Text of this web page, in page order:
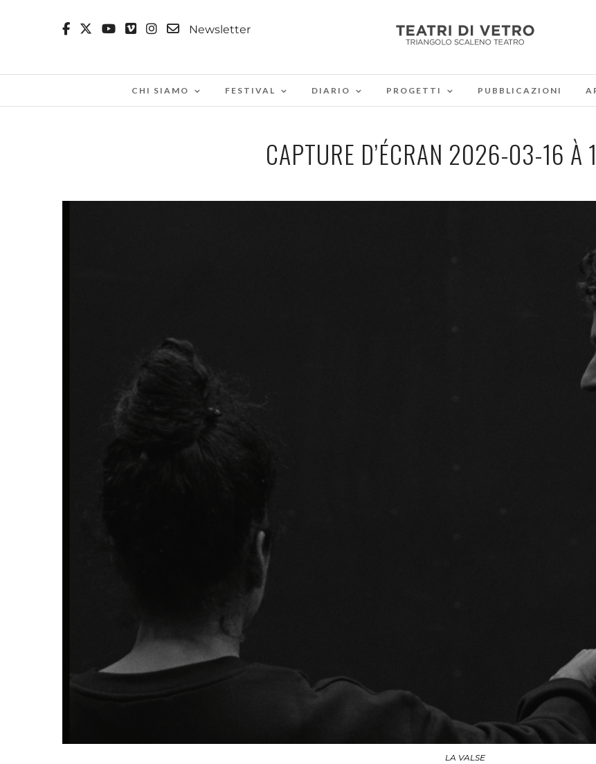
Newsletter
CHI SIAMO FESTIVAL DIARIO PROGETTI PUBBLICAZIONI
CAPTURE D’ÉCRAN 2026-03-16 À
LA VALSE